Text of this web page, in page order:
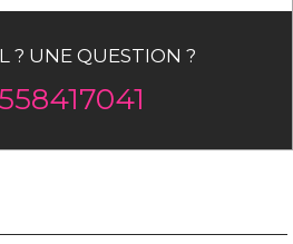
? UNE QUESTION ?